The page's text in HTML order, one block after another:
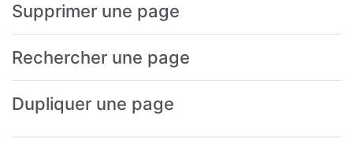
Supprimer une page
Rechercher une page
Dupliquer une page